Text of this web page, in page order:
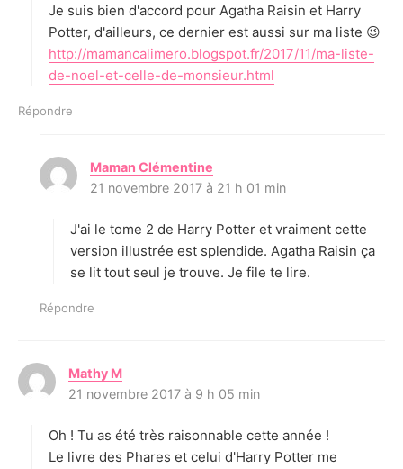
Je suis bien d'accord pour Agatha Raisin et Harry
Potter, d'ailleurs, ce dernier est aussi sur ma liste 😉
http://mamancalimero.blogspot.fr/2017/11/ma-liste-
de-noel-et-celle-de-monsieur.html
Répondre
Maman Clémentine
:
21 novembre 2017 à 21 h 01 min
J'ai le tome 2 de Harry Potter et vraiment cette
version illustrée est splendide. Agatha Raisin ça
se lit tout seul je trouve. Je file te lire.
Répondre
Mathy M
i
:
21 novembre 2017 à 9 h 05 min
Oh ! Tu as été très raisonnable cette année !
Le livre des Phares et celui d'Harry Potter me